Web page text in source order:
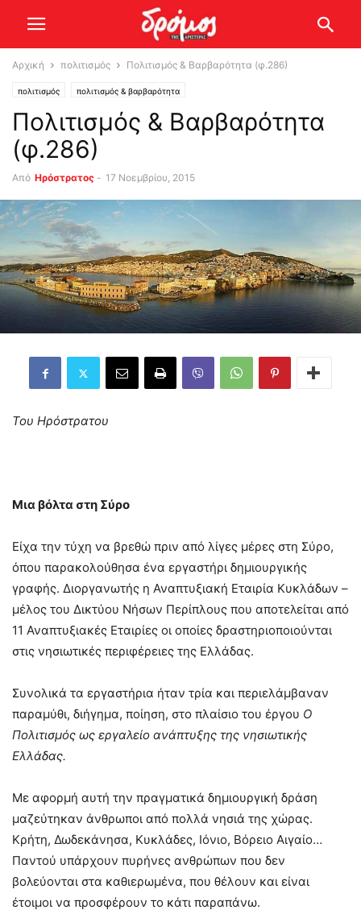
Αρχική πολιτισμός Πολιτισμός & Βαρβαρότητα (φ.286)
πολιτισμός πολιτισμός & βαρβαρότητα
Πολιτισμός & Βαρβαρότητα
(φ.286)
Από Ηρόστρατος - 17 Νοεμβρίου, 2015
Του Ηρόστρατου
Μια βόλτα στη Σύρο
Είχα την τύχη να βρεθώ πριν από λίγες μέρες στη Σύρο,
όπου παρακολούθησα ένα εργαστήρι δημιουργικής
γραφής. Διοργανωτής η Αναπτυξιακή Εταιρία Κυκλάδων –
μέλος του Δικτύου Νήσων Περίπλους που αποτελείται από
11 Αναπτυξιακές Εταιρίες οι οποίες δραστηριοποιούνται
στις νησιωτικές περιφέρειες της Ελλάδας.
Συνολικά τα εργαστήρια ήταν τρία και περιελάμβαναν
παραμύθι, διήγημα, ποίηση, στο πλαίσιο του έργου Ο
Πολιτισμός ως εργαλείο ανάπτυξης της νησιωτικής
Ελλάδας.
Με αφορμή αυτή την πραγματικά δημιουργική δράση
μαζεύτηκαν άνθρωποι από πολλά νησιά της χώρας.
Κρήτη, Δωδεκάνησα, Κυκλάδες, Ιόνιο, Βόρειο Αιγαίο…
Παντού υπάρχουν πυρήνες ανθρώπων που δεν
βολεύονται στα καθιερωμένα, που θέλουν και είναι
έτοιμοι να προσφέρουν το κάτι παραπάνω.